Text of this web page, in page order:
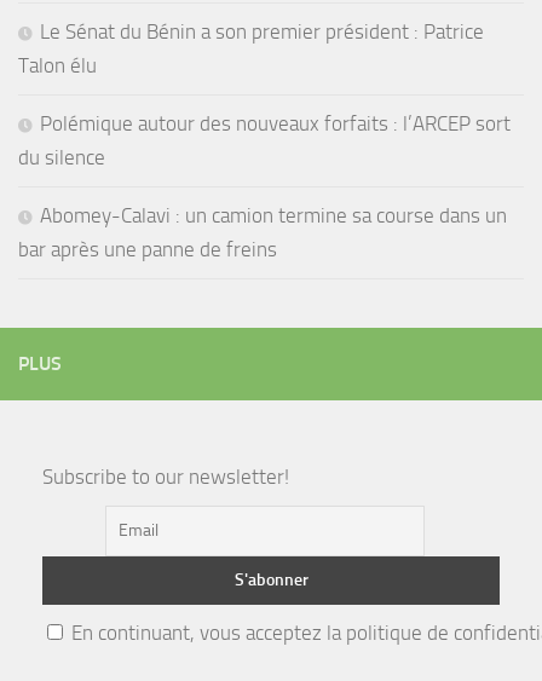
Le Sénat du Bénin a son premier président : Patrice
Talon élu
Polémique autour des nouveaux forfaits : l’ARCEP sort
du silence
Abomey-Calavi : un camion termine sa course dans un
bar après une panne de freins
PLUS
Subscribe to our newsletter!
En continuant, vous acceptez la politique de